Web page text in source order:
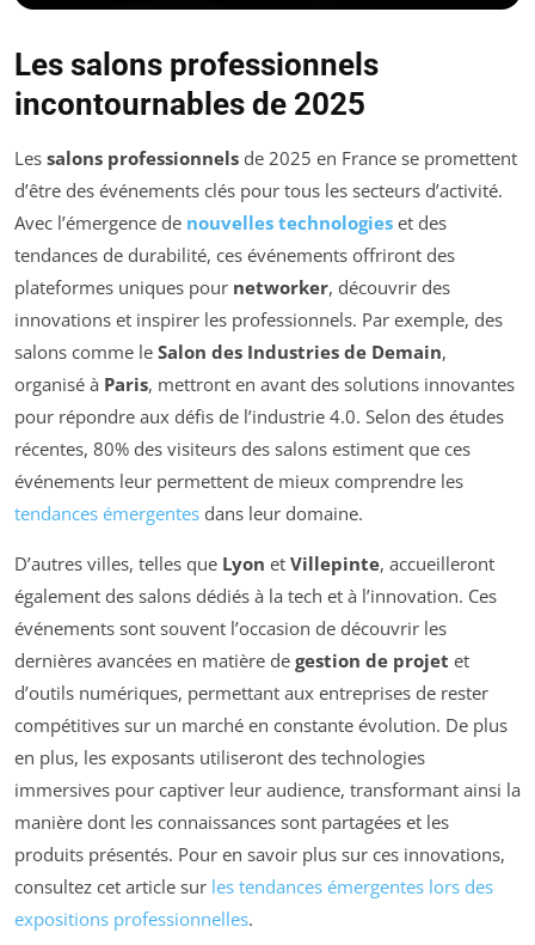
Les salons professionnels
incontournables de 2025
Les salons professionnels de 2025 en France se promettent
d’être des événements clés pour tous les secteurs d’activité.
Avec l’émergence de nouvelles technologies et des
tendances de durabilité, ces événements offriront des
plateformes uniques pour networker, découvrir des
innovations et inspirer les professionnels. Par exemple, des
salons comme le Salon des Industries de Demain,
organisé à Paris, mettront en avant des solutions innovantes
pour répondre aux défis de l’industrie 4.0. Selon des études
récentes, 80% des visiteurs des salons estiment que ces
événements leur permettent de mieux comprendre les
tendances émergentes dans leur domaine.
D’autres villes, telles que Lyon et Villepinte, accueilleront
également des salons dédiés à la tech et à l’innovation. Ces
événements sont souvent l’occasion de découvrir les
dernières avancées en matière de gestion de projet et
d’outils numériques, permettant aux entreprises de rester
compétitives sur un marché en constante évolution. De plus
en plus, les exposants utiliseront des technologies
immersives pour captiver leur audience, transformant ainsi la
manière dont les connaissances sont partagées et les
produits présentés. Pour en savoir plus sur ces innovations,
consultez cet article sur les tendances émergentes lors des
expositions professionnelles.